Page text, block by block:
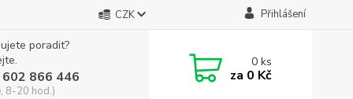
CZK Přihlášení
poradit?
866 446
8-20 hod.)
0ks
za 0 Kč